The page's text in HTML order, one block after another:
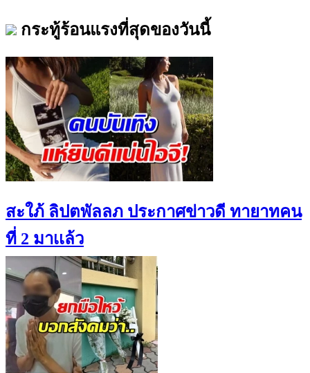
กระทู้ร้อนแรงที่สุดของวันนี้
สะใภ้ ลิปตพัลลภ ประกาศข่าวดี ทายาทคน
ที่ 2 มาเเล้ว